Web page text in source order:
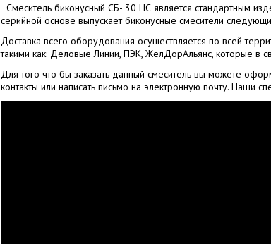
Смеситель биконусный СБ- 30 НС является стандартным
серийной основе выпускает биконусные смесители
Доставка всего оборудования осуществляется по всей
такими как: Деловые Линии, ПЭК, ЖелДорАльянс, которые в
Для того что бы заказать данный смеситель вы можете
контакты или написать письмо на электронную почту. Наши